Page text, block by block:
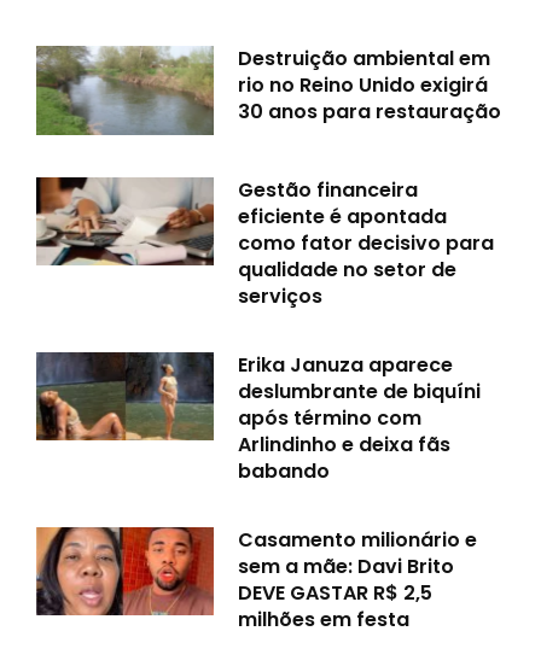
Destruição ambiental em
rio no Reino Unido exigirá
30 anos para restauração
Gestão financeira
eficiente é apontada
como fator decisivo para
qualidade no setor de
serviços
Erika Januza aparece
deslumbrante de biquíni
após término com
Arlindinho e deixa fãs
babando
Casamento milionário e
sem a mãe: Davi Brito
DEVE GASTAR R$ 2,5
milhões em festa